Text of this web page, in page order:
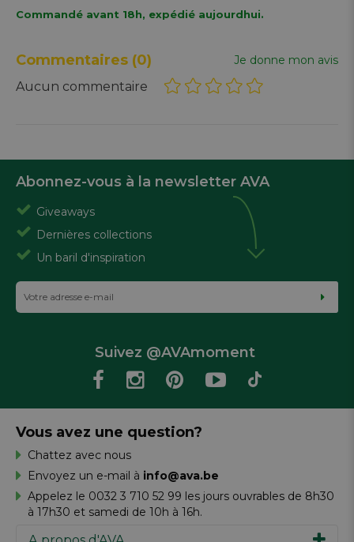
Commandé avant 18h, expédié aujourdhui.
Commentaires (0) Je donne mon avis
Aucun commentaire
Abonnez-vous à la newsletter AVA
Giveaways
Dernières collections
Un baril d'inspiration
Suivez @AVAmoment
Vous avez une question?
Chattez avec nous
Envoyez un e-mail à info@ava.be
Appelez le 0032 3 710 52 99 les jours ouvrables de 8h30
à 17h30 et samedi de 10h à 16h.